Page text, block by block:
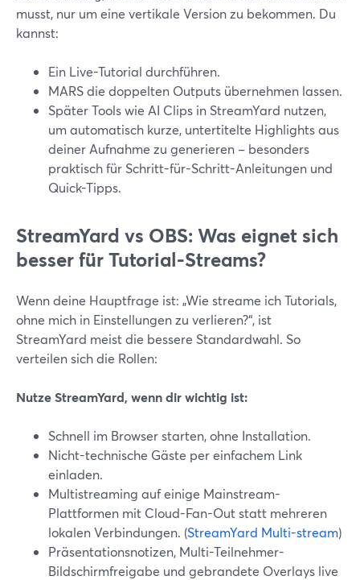
musst, nur um eine vertikale Version zu bekommen. Du
kannst:
Ein Live-Tutorial durchführen.
MARS die doppelten Outputs übernehmen lassen.
Später Tools wie AI Clips in StreamYard nutzen,
um automatisch kurze, untertitelte Highlights aus
deiner Aufnahme zu generieren – besonders
praktisch für Schritt-für-Schritt-Anleitungen und
Quick-Tipps.
StreamYard vs OBS: Was eignet sich
besser für Tutorial-Streams?
Wenn deine Hauptfrage ist: „Wie streame ich Tutorials,
ohne mich in Einstellungen zu verlieren?“, ist
StreamYard meist die bessere Standardwahl. So
verteilen sich die Rollen:
Nutze StreamYard, wenn dir wichtig ist:
Schnell im Browser starten, ohne Installation.
Nicht-technische Gäste per einfachem Link
einladen.
Multistreaming auf einige Mainstream-
Plattformen mit Cloud-Fan-Out statt mehreren
lokalen Verbindungen. (StreamYard Multi-stream)
Präsentationsnotizen, Multi-Teilnehmer-
Bildschirmfreigabe und gebrandete Overlays live